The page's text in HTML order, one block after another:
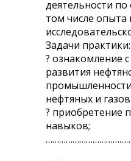
деятельности
том числе опыта
Задачи практики:
? ознакомление
развития
нефтяных и
? приобретение
навыков;